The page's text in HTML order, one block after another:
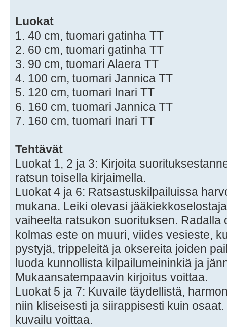
Luokat
1. 40 cm, tuomari gatinha TT
2. 60 cm, tuomari gatinha TT
3. 90 cm, tuomari Alaera TT
4. 100 cm, tuomari Jannica TT
5. 120 cm, tuomari Inari TT
6. 160 cm, tuomari Jannica TT
7. 160 cm, tuomari Inari TT
Tehtävät
Luokat 1, 2 ja 3: Kirjoita
ratsun toisella kirjaimella.
Luokat 4 ja 6: Ratsastuskilpailuissa
mukana. Leiki olevasi
vaiheelta ratsukon suorituksen. Radalla
kolmas este on muuri, viides vesieste,
pystyjä, trippeleitä ja oksereita joiden
luoda kunnollista kilpailumeininkiä ja
Mukaansatempaavin kirjoitus voittaa.
Luokat 5 ja 7: Kuvaile täydellistä,
niin kliseisesti ja siirappisesti kuin
kuvailu voittaa.